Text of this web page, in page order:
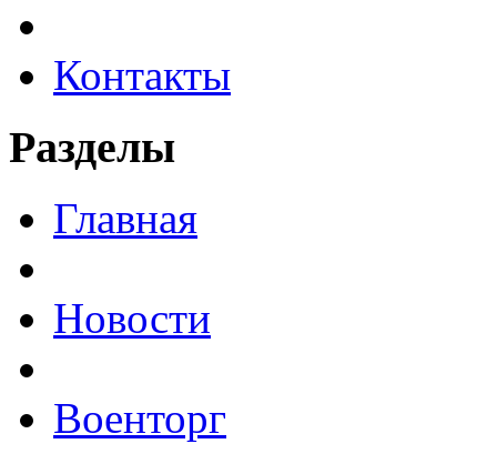
Контакты
Разделы
Главная
Новости
Военторг